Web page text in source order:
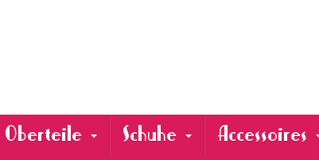
Oberteile Schuhe Accessoires